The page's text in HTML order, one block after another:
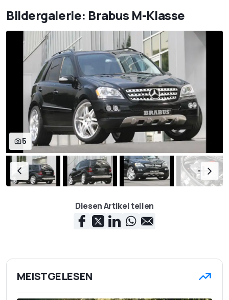
Bildergalerie: Brabus M-Klasse
5
Diesen Artikel teilen
MEISTGELESEN